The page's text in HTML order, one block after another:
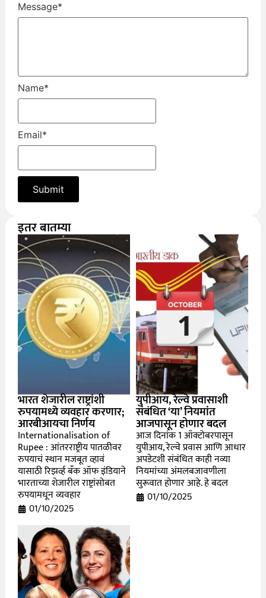
Message*
Name*
Email*
इतर बातम्या
भारत शेजारील राष्ट्रांशी
रुपयामध्ये व्यवहार करणार;
आरबीआयचा निर्णय
Internationalisation of
Rupee : आंतरराष्ट्रीय पातळीवर
रुपयाचं स्थान मजबूत व्हावं
यासाठी रिझर्व्ह बँक ऑफ इंडियाने
भारताच्या शेजारील राष्ट्रांसोबत
रुपयामधून व्यवहार
01/10/2025
युपीआय, रेल्वे प्रवासाशी
संबंधित ‘या’ नियमांत
आजपासून होणार बदल
आज दिनांक 1 ऑक्टोबरपासून
युपीआय, रेल्वे प्रवास आणि आधार
अपडेटशी संबंधित काही नव्या
नियमांच्या अंमलबजावणीला
सुरूवात होणार आहे. हे बदल
01/10/2025